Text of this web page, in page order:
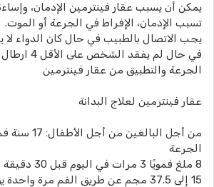
يمكن أن يسبب عقار فينترمين الإدمان،
تسبب الإدمان، الإفراط في الجرعة أو الموت.
يجب الاتصال بالطبيب في حال كان الدواء لا
في حال لم يفقد الشخص على الأقل 4 ارطال في غضون 4 أسابيع.
الجرعة والتطبيق من عقار فينترمين
عقار فينترمين لعلاج البدانة
من أجل البالغين من أجل الأطفال: 17 سنة فما فوق
الجرعة
8 ملغ فمويًا 3 مرات في اليوم قبل 30 دقيقة من وجبات الطعام
15 إلى 37.5 مجم عن طريق الفم مرة